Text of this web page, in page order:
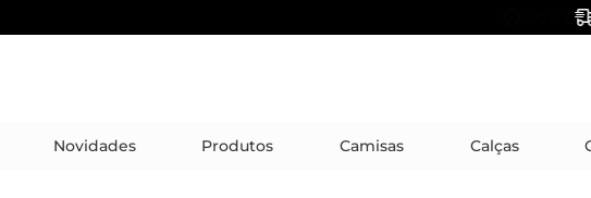
Novidades Produtos Camisas Calças